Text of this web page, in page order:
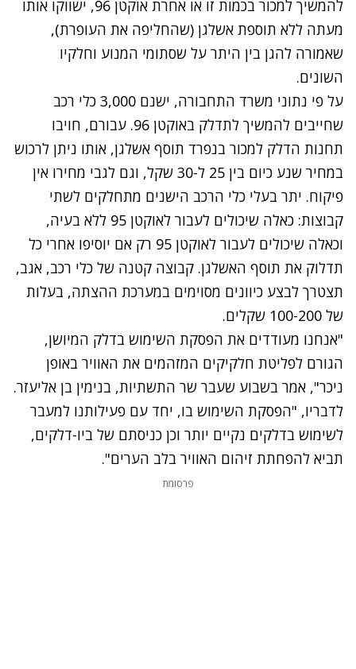
להמשיך למכור בכמות זו או אחרת אוקטן 96, ישווקו אותו
מעתה ללא תוספת אשלגן (שהחליפה את העופרת),
שאמורה להגן בין היתר על שסתומי המנוע וחלקיו
השונים.
על פי נתוני משרד התחבורה, ישנם 3,000 כלי רכב
שחייבים להמשיך לתדלק באוקטן 96. עבורם, חויבו
תחנות הדלק למכור בנפרד תוסף אשלגן, אותו ניתן לרכוש
במחיר שנע כיום בין 25 ל-30 שקל, וגם לגבי מחירו אין
פיקוח. יתר בעלי כלי הרכב הישנים מתחלקים לשתי
קבוצות: כאלה שיכולים לעבור לאוקטן 95 ללא בעיה,
וכאלה שיכולים לעבור לאוקטן 95 רק אם יוסיפו אחרי כל
תדלוק את תוסף האשלגן. קבוצה קטנה של כלי רכב, אגב,
תצטרך לבצע כיוונים מסוימים במערכת ההצתה, בעלות
של 100-200 שקלים.
"אנחנו מעודדים את הפסקת השימוש בדלק המיושן,
הגורם לפליטת חלקיקים המזהמים את האוויר באופן
ניכר", אמר בשבוע שעבר שר התשתיות, בנימין בן אליעזר.
לדבריו, "הפסקת השימוש בו, יחד עם פעילותנו למעבר
לשימוש בדלקים נקיים יותר וכן כניסתם של ביו-דלקים,
תביא להפחתת זיהום האוויר בלב הערים".
פרסומת